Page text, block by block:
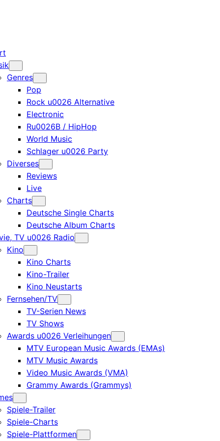
Genres
Pop
Rock u0026 Alternative
Electronic
Ru0026B / HipHop
World Music
Schlager u0026 Party
Diverses
Reviews
Live
Charts
Deutsche Single Charts
Deutsche Album Charts
TV u0026 Radio
Kino
Kino Charts
Kino-Trailer
Kino Neustarts
Fernsehen/TV
TV-Serien News
TV Shows
Awards u0026 Verleihungen
MTV European Music Awards (EMAs)
MTV Music Awards
Video Music Awards (VMA)
Grammy Awards (Grammys)
Spiele-Trailer
Spiele-Charts
Spiele-Plattformen